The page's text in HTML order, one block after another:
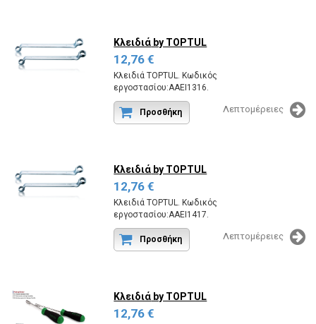
Κλειδιά by TOPTUL
12,76 €
Κλειδιά TOPTUL. Κωδικός
εργοστασίου:AAEI1316.
Προσθήκη Λεπτομέρειες
Κλειδιά by TOPTUL
12,76 €
Κλειδιά TOPTUL. Κωδικός
εργοστασίου:AAEI1417.
Προσθήκη Λεπτομέρειες
Κλειδιά by TOPTUL
12,76 €